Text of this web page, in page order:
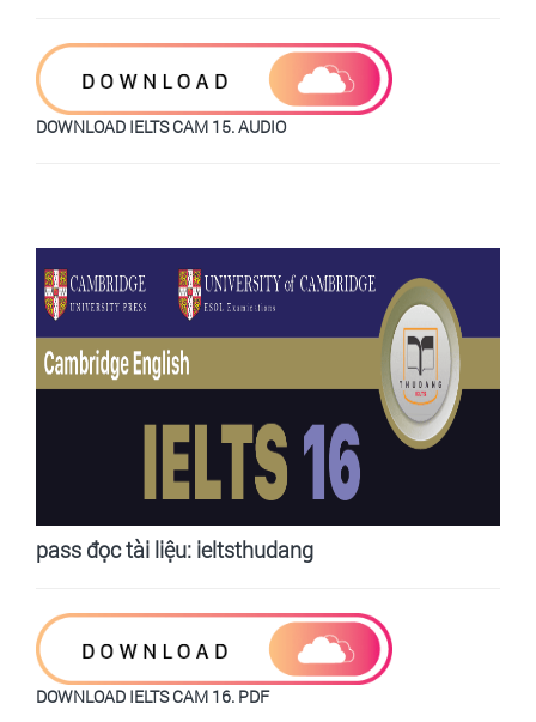
DOWNLOAD IELTS CAM 15. AUDIO
pass đọc tài liệu: ieltsthudang
DOWNLOAD IELTS CAM 16. PDF